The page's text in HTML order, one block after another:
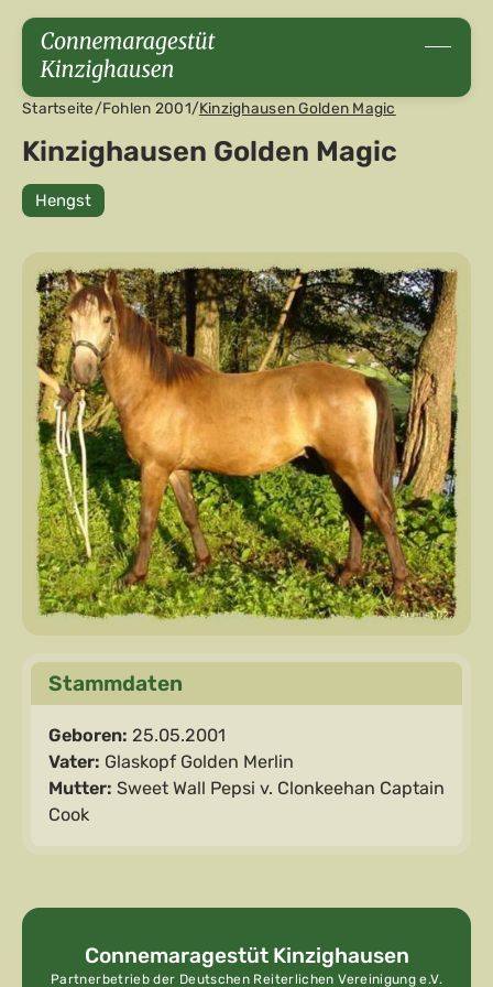
Startseite/Fohlen 2001/Kinzighausen Golden Magic
Kinzighausen Golden Magic
Hengst
Stammdaten
Geboren: 25.05.2001
Vater: Glaskopf Golden Merlin
Mutter: Sweet Wall Pepsi v. Clonkeehan Captain
Cook
Connemara­gestüt Kinzighausen
Partnerbetrieb der Deutschen Reiterlichen Vereinigung e.V.